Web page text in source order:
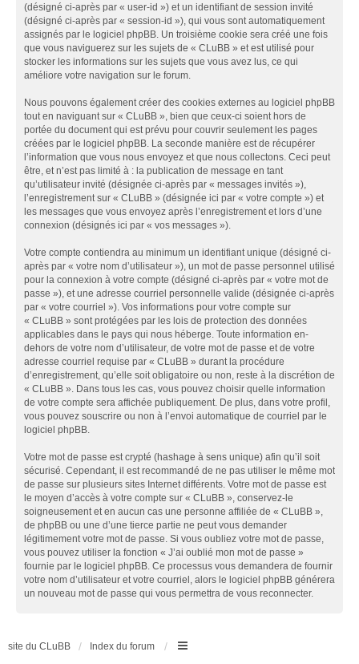
(désigné ci-après par « user-id ») et un identifiant de session invité
(désigné ci-après par « session-id »), qui vous sont automatiquement
assignés par le logiciel phpBB. Un troisième cookie sera créé une fois
que vous naviguerez sur les sujets de « CLuBB » et est utilisé pour
stocker les informations sur les sujets que vous avez lus, ce qui
améliore votre navigation sur le forum.
Nous pouvons également créer des cookies externes au logiciel phpBB
tout en naviguant sur « CLuBB », bien que ceux-ci soient hors de
portée du document qui est prévu pour couvrir seulement les pages
créées par le logiciel phpBB. La seconde manière est de récupérer
l’information que vous nous envoyez et que nous collectons. Ceci peut
être, et n’est pas limité à : la publication de message en tant
qu’utilisateur invité (désignée ci-après par « messages invités »),
l’enregistrement sur « CLuBB » (désignée ici par « votre compte ») et
les messages que vous envoyez après l’enregistrement et lors d’une
connexion (désignés ici par « vos messages »).
Votre compte contiendra au minimum un identifiant unique (désigné ci-
après par « votre nom d’utilisateur »), un mot de passe personnel utilisé
pour la connexion à votre compte (désigné ci-après par « votre mot de
passe »), et une adresse courriel personnelle valide (désignée ci-après
par « votre courriel »). Vos informations pour votre compte sur
« CLuBB » sont protégées par les lois de protection des données
applicables dans le pays qui nous héberge. Toute information en-
dehors de votre nom d’utilisateur, de votre mot de passe et de votre
adresse courriel requise par « CLuBB » durant la procédure
d’enregistrement, qu’elle soit obligatoire ou non, reste à la discrétion de
« CLuBB ». Dans tous les cas, vous pouvez choisir quelle information
de votre compte sera affichée publiquement. De plus, dans votre profil,
vous pouvez souscrire ou non à l’envoi automatique de courriel par le
logiciel phpBB.
Votre mot de passe est crypté (hashage à sens unique) afin qu’il soit
sécurisé. Cependant, il est recommandé de ne pas utiliser le même mot
de passe sur plusieurs sites Internet différents. Votre mot de passe est
le moyen d’accès à votre compte sur « CLuBB », conservez-le
soigneusement et en aucun cas une personne affiliée de « CLuBB »,
de phpBB ou une d’une tierce partie ne peut vous demander
légitimement votre mot de passe. Si vous oubliez votre mot de passe,
vous pouvez utiliser la fonction « J’ai oublié mon mot de passe »
fournie par le logiciel phpBB. Ce processus vous demandera de fournir
votre nom d’utilisateur et votre courriel, alors le logiciel phpBB générera
un nouveau mot de passe qui vous permettra de vous reconnecter.
site du CLuBB Index du forum